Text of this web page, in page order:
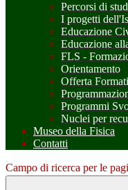
Percorsi di
I progetti
Educazione
Educazione
FLS -
Orientamento
Offerta
Programmi
Nuclei per
Museo della Fisica
Contatti
Campo di ricerca per le